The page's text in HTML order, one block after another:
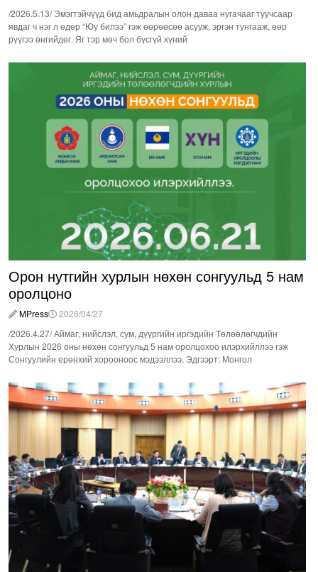
/2026.5.13/ Эмэгтэйчүүд бид амьдралын олон даваа нугачааг туучсаар
явдаг ч нэг л өдөр “Юу билээ” гэж өөрөөсөө асууж, эргэн тунгааж, өөр
рүүгээ өнгийдөг. Яг тэр мөч бол бүсгүй хүний
Орон нутгийн хурлын нөхөн сонгуульд 5 нам
оролцоно
MPress
2026/04/27
/2026.4.27/ Аймаг, нийслэл, сум, дүүргийн иргэдийн Төлөөлөгчдийн
Хурлын 2026 оны нөхөн сонгуульд 5 нам оролцохоо илэрхийллээ гэж
Сонгуулийн ерөнхий хорооноос мэдээллээ. Эдгээрт: Монгол